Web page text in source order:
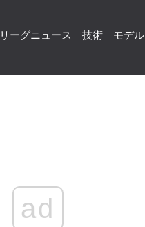
ーグニュース 技術 モデル
ad